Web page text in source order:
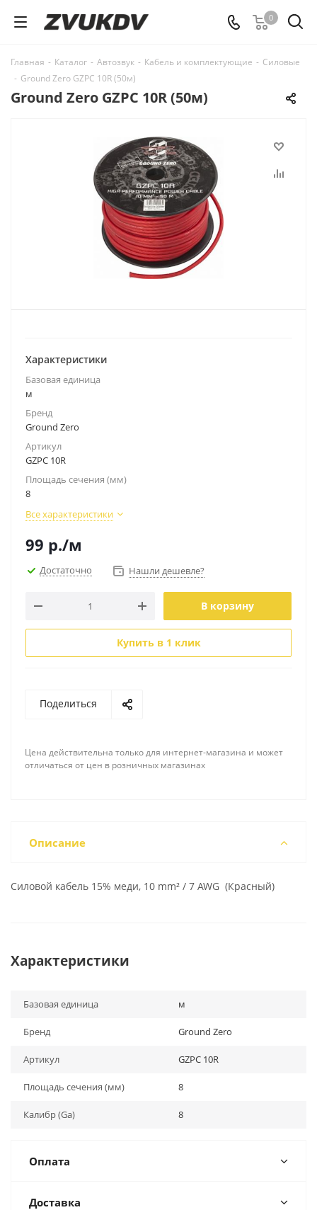
0
Главная - Каталог - Автозвук - Кабель и комплектующие - Силовые
- Ground Zero GZPC 10R (50м)
Ground Zero GZPC 10R (50м)
Характеристики
Базовая единица
м
Бренд
Ground Zero
Артикул
GZPC 10R
Площадь сечения (мм)
8
Все характеристики
99 р./м
Достаточно Нашли дешевле?
В корзину
Купить в 1 клик
Поделиться
Цена действительна только для интернет-магазина и может
отличаться от цен в розничных магазинах
Описание
Силовой кабель 15% меди, 10 mm² / 7 AWG (Красный)
Характеристики
Базовая единица м
Бренд Ground Zero
Артикул GZPC 10R
Площадь сечения (мм) 8
Калибр (Ga) 8
Оплата
Доставка